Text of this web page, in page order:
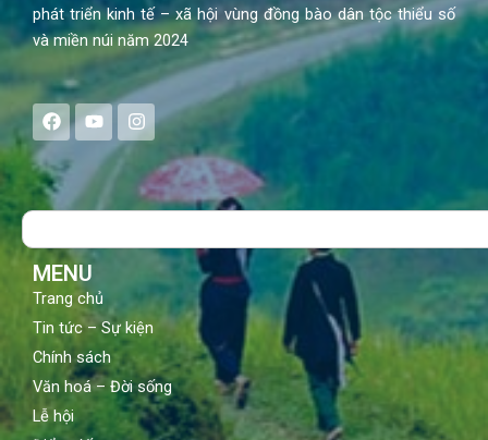
phát triển kinh tế – xã hội vùng đồng bào dân tộc thiểu số
và miền núi năm 2024
F
a
c
e
b
o
Y
o
u
t
u
b
I
n
s
a
g
Search
MENU
Trang chủ
Tin tức – Sự kiện
Chính sách
Văn hoá – Đời sống
Lễ hội